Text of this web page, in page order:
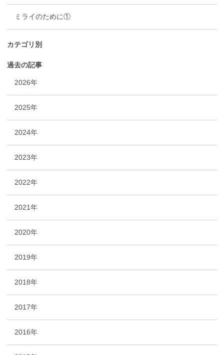
ミライのために①
カテゴリ別
過去の記事
2026年
2025年
2024年
2023年
2022年
2021年
2020年
2019年
2018年
2017年
2016年